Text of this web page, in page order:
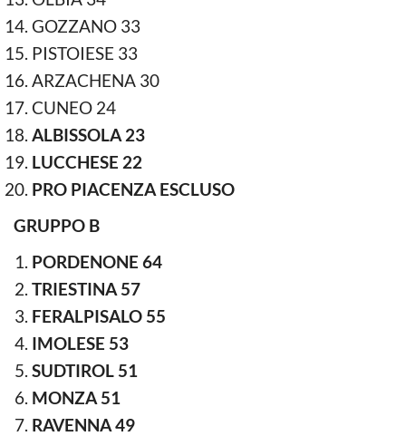
GOZZANO 33
PISTOIESE 33
ARZACHENA 30
CUNEO 24
ALBISSOLA 23
LUCCHESE 22
PRO PIACENZA ESCLUSO
GRUPPO B
PORDENONE 64
TRIESTINA 57
FERALPISALO 55
IMOLESE 53
SUDTIROL 51
MONZA 51
RAVENNA 49